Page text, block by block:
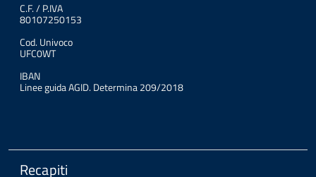
C.F. / P.IVA
80107250153
Cod. Univoco
UFC0WT
IBAN
Linee guida AGID. Determina 209/2018
Recapiti